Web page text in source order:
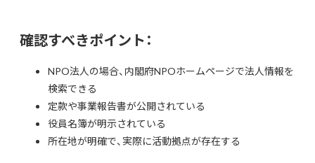
確認すべきポイント：
NPO法人の場合、内閣府NPOホームページで法人情報を
検索できる
定款や事業報告書が公開されている
役員名簿が明示されている
所在地が明確で、実際に活動拠点が存在する